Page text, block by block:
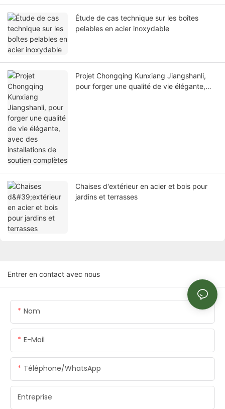
Étude de cas technique sur les boîtes
pelables en acier inoxydable
Projet Chongqing Kunxiang Jiangshanli,
pour forger une qualité de vie élégante,
Chaises d'extérieur en acier et bois pour
jardins et terrasses
Entrer en contact avec nous
Nom
E-Mail
Téléphone/WhatsApp
Entreprise